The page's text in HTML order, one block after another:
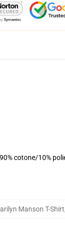
cotone/10%
Manson T-Shirt